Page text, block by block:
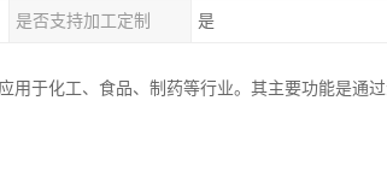
是否支持加工定制 是
于化工、食品、制药等行业。其主要功能是通过